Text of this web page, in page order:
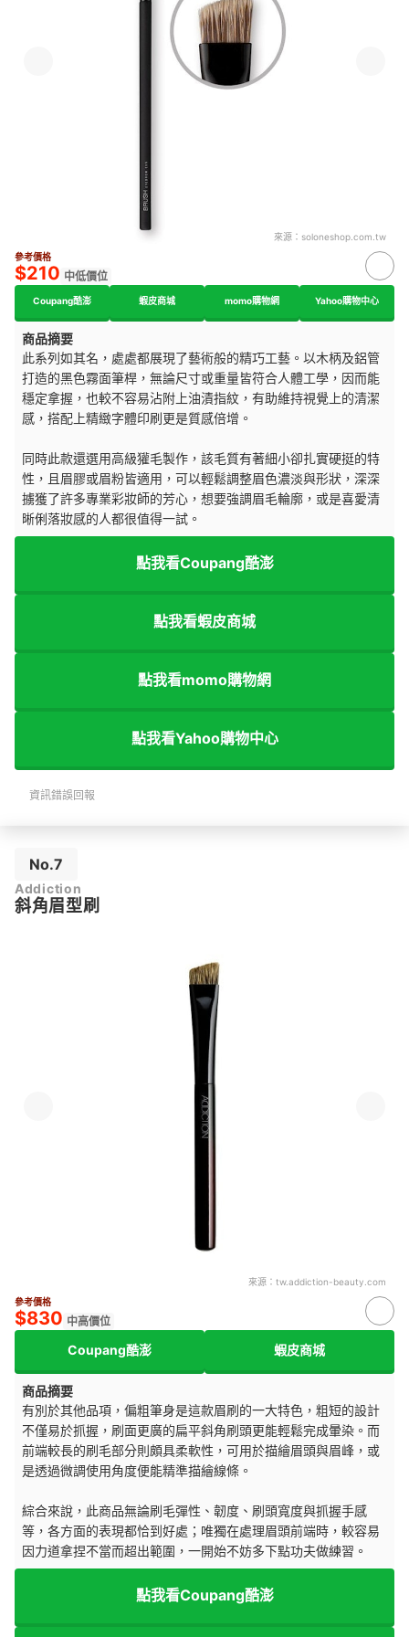
來源： soloneshop.com.tw
參考價格
$210 中低價位
Coupang酷澎 蝦皮商城 momo購物網 Yahoo購物中心
商品摘要
此系列如其名，處處都展現了藝術般的精巧工藝。以木柄及鋁管
打造的黑色霧面筆桿，無論尺寸或重量皆符合人體工學，因而能
穩定拿握，也較不容易沾附上油漬指紋，有助維持視覺上的清潔
感，搭配上精緻字體印刷更是質感倍增。
同時此款還選用高級獾毛製作，該毛質有著細小卻扎實硬挺的特
性，且眉膠或眉粉皆適用，可以輕鬆調整眉色濃淡與形狀，深深
擄獲了許多專業彩妝師的芳心，想要強調眉毛輪廓，或是喜愛清
晰俐落妝感的人都很值得一試。
點我看Coupang酷澎
點我看蝦皮商城
點我看momo購物網
點我看Yahoo購物中心
資訊錯誤回報
No.7
Addiction
斜角眉型刷
來源： tw.addiction-beauty.com
參考價格
$830 中高價位
Coupang酷澎 蝦皮商城
商品摘要
有別於其他品項，偏粗筆身是這款眉刷的一大特色，粗短的設計
不僅易於抓握，刷面更廣的扁平斜角刷頭更能輕鬆完成暈染。而
前端較長的刷毛部分則頗具柔軟性，可用於描繪眉頭與眉峰，或
是透過微調使用角度便能精準描繪線條。
綜合來說，此商品無論刷毛彈性、韌度、刷頭寬度與抓握手感
等，各方面的表現都恰到好處；唯獨在處理眉頭前端時，較容易
因力道拿捏不當而超出範圍，一開始不妨多下點功夫做練習。
點我看Coupang酷澎